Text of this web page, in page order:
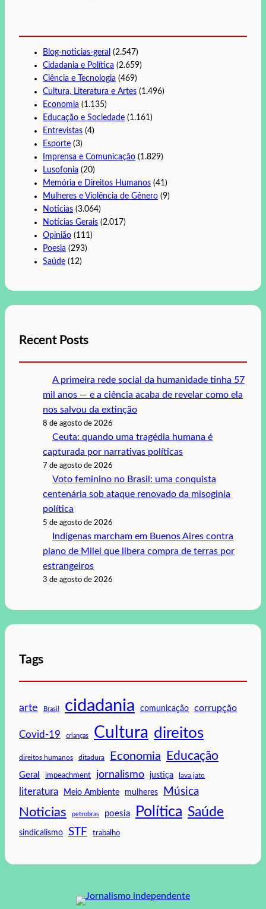
Blog-noticias-geral (2.547)
Cidadania e Política (2.659)
Ciência e Tecnologia (469)
Cultura, Literatura e Artes (1.496)
Economia (1.135)
Educação e Sociedade (1.161)
Entrevistas (4)
Esporte (3)
Imprensa e Comunicação (1.829)
Lusofonia (20)
Memória e Direitos Humanos (41)
Mulheres e Violência de Gênero (9)
Noticias (3.064)
Notícias Gerais (2.017)
Opinião (111)
Poesia (293)
Saúde (12)
Recent Posts
A primeira rede social da humanidade tinha 57
mil anos — e a ciência acaba de revelar como ela
nos salvou da extinção
8 de agosto de 2026
Ceuta: quando uma tragédia humana é
capturada por narrativas políticas
7 de agosto de 2026
Voto feminino no Brasil: uma conquista
centenária sob ataque renovado da misoginia
política
5 de agosto de 2026
Indígenas marcham em Buenos Aires contra
plano de Milei que libera compra de terras por
estrangeiros
3 de agosto de 2026
Tags
arte Brasil cidadania comunicação corrupção
Covid-19 crianças Cultura direitos
direitos humanos ditadura Economia Educação
Geral impeachment jornalismo justiça lava jato
literatura Meio Ambiente mulheres Música
Noticias petrobras poesia Política Saúde
sindicalismo STF trabalho